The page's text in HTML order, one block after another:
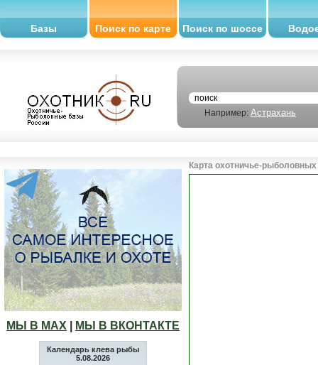
Базы Поиск по карте Поиск по шоссе
Например: Астрахань
МЫ В МАХ МЫ В ВКОНТАКТЕ
Календарь клева рыбы
5.08.2026
Карта охотничье-